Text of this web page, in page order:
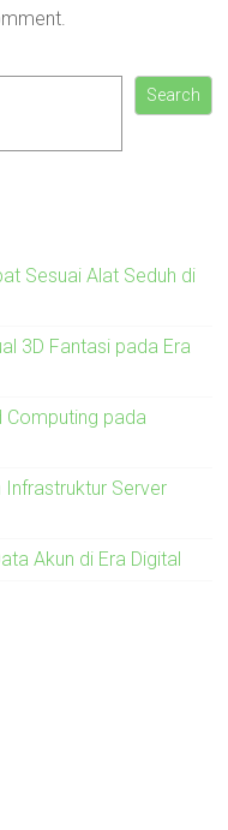
Search
Sesuai Alat Seduh di
3D Fantasi pada Era
Computing pada
Infrastruktur Server
Akun di Era Digital